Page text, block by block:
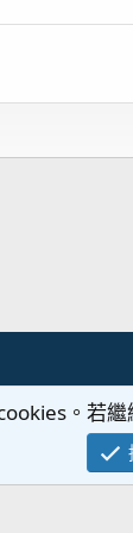
Community
byXenForo add-
營業人名
。若